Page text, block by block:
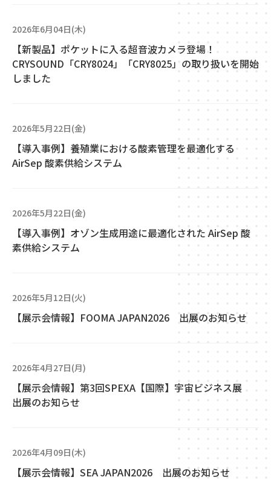
2026年6月04日(木)
【新製品】ポケットに入る超音波カメラ登場！
CRYSOUND「CRY8024」「CRY8025」の取り扱いを開始
しました
2026年5月22日(金)
【導入事例】養殖業における酸素管理を最適化する
AirSep 酸素供給システム
2026年5月22日(金)
【導入事例】オゾン生成用途に最適化された AirSep 酸
素供給システム
2026年5月12日(火)
【展示会情報】FOOMA JAPAN2026 出展のお知らせ
2026年4月27日(月)
【展示会情報】第3回SPEXA【国際】宇宙ビジネス展
出展のお知らせ
2026年4月09日(木)
【展示会情報】SEA JAPAN2026 出展のお知らせ